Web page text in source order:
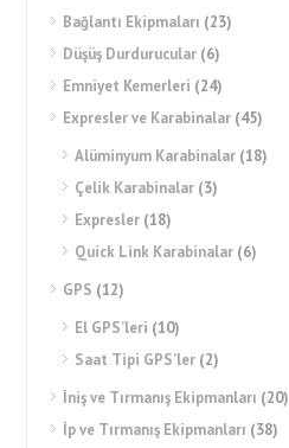
Bağlantı Ekipmaları (23)
Düşüş Durdurucular (6)
Emniyet Kemerleri (24)
Expresler ve Karabinalar (45)
Alüminyum Karabinalar (18)
Çelik Karabinalar (3)
Expresler (18)
Quick Link Karabinalar (6)
GPS (12)
El GPS’leri (10)
Saat Tipi GPS’ler (2)
İniş ve Tırmanış Ekipmanları (20)
İp ve Tırmanış Ekipmanları (38)